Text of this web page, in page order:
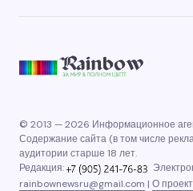
© 2013 — 2026 Информационное
Содержание сайта (в том числе
аудитории старше 18 лет.
Редакция:
rainbownewsru@gmail.com | О